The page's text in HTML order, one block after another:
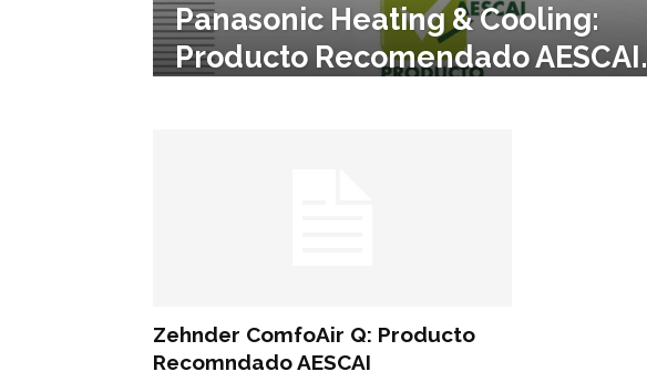
Panasonic Heating & Cooling:
Producto Recomendado AESCAI.
Zehnder ComfoAir Q: Producto
Recomndado AESCAI